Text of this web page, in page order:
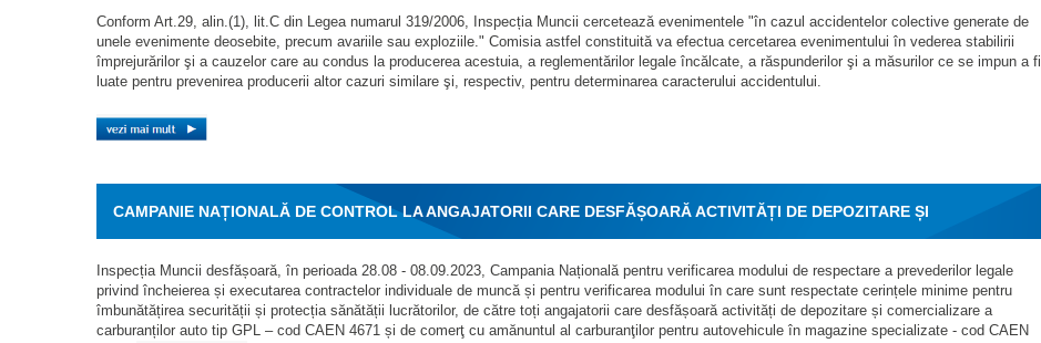
Conform Art.29, alin.(1), lit.C din Legea numarul 319/2006, Inspecția Muncii cercetează evenimentele "în cazul accidentelor colective generate de
unele evenimente deosebite, precum avariile sau exploziile." Comisia astfel constituită va efectua cercetarea evenimentului în vederea stabilirii
împrejurărilor şi a cauzelor care au condus la producerea acestuia, a reglementărilor legale încălcate, a răspunderilor şi a măsurilor ce se impun a fi
luate pentru prevenirea producerii altor cazuri similare şi, respectiv, pentru determinarea caracterului accidentului.
CAMPANIE NAȚIONALĂ DE CONTROL LA ANGAJATORII CARE DESFĂȘOARĂ ACTIVITĂȚI DE DEPOZITARE ȘI
COMERCIALIZARE A CARBURANȚILOR AUTO TIP GPL
Inspecția Muncii desfășoară, în perioada 28.08 - 08.09.2023, Campania Națională pentru verificarea modului de respectare a prevederilor legale
privind încheierea și executarea contractelor individuale de muncă și pentru verificarea modului în care sunt respectate cerințele minime pentru
îmbunătățirea securității și protecția sănătății lucrătorilor, de către toți angajatorii care desfășoară activități de depozitare și comercializare a
carburanților auto tip GPL – cod CAEN 4671 și de comerţ cu amănuntul al carburanţilor pentru autovehicule în magazine specializate - cod CAEN